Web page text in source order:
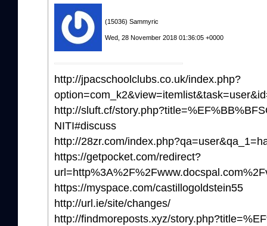
(15036) Sammyric
Wed, 28 November 2018 01:36:05 +0000
http://jpacschoolclubs.co.uk/index.php?
http://sluft.cf/
NITI#discuss
http://28zr.com/
https://getpocket.com/redirect?
https://myspace.com/castillogoldstein55
http://url.ie/site/changes/
http://findmoreposts.xyz/